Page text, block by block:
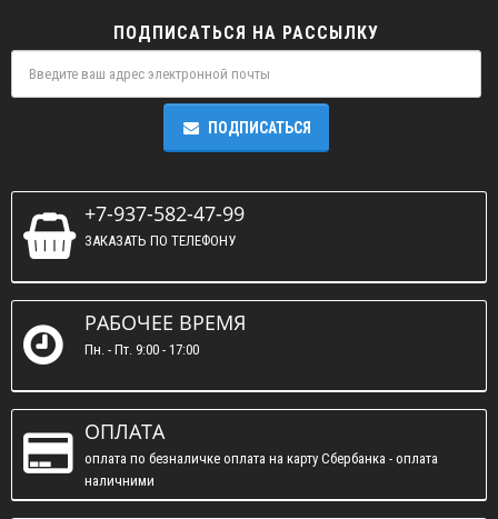
ПОДПИСАТЬСЯ НА РАССЫЛКУ
ПОДПИСАТЬСЯ
+7-937-582-47-99
ЗАКАЗАТЬ ПО ТЕЛЕФОНУ
РАБОЧЕЕ ВРЕМЯ
Пн. - Пт. 9:00 - 17:00
ОПЛАТА
оплата по безналичке оплата на карту Сбербанка - оплата
наличними